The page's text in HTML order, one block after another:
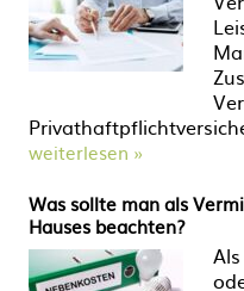
weiterlesen »
Was sollte man als
Hauses beachten?